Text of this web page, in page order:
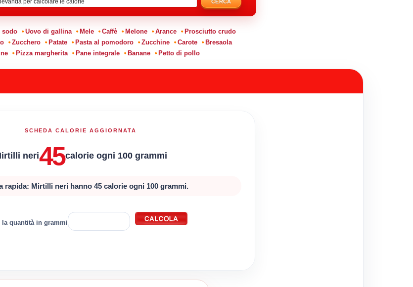
CERCA
sodo Uovo di gallina Mele Caffè Melone Arance
Prosciutto crudo
Zucchero Patate Pasta al pomodoro Zucchine Carote
Bresaola
Pizza margherita Pane integrale Banane Petto di pollo
SCHEDA CALORIE AGGIORNATA
neri45calorie ogni 100 grammi
rapida: Mirtilli neri hanno 45 calorie ogni 100 grammi.
la quantità in grammi